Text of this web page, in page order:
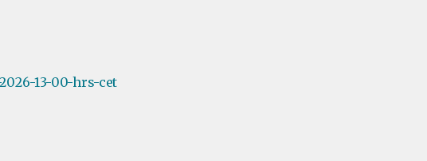
13-00-hrs-cet